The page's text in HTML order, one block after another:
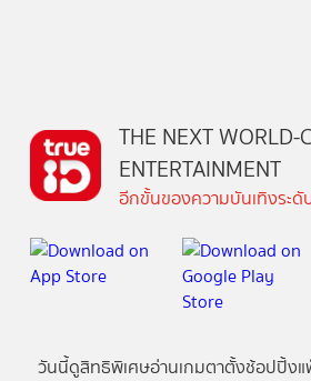
THE NEXT WORLD-
ENTERTAINMENT
อีกขั้นของความบันเทิงระดั
วันนี้ดูสิทธิพิเศษอ่านเกมตาตั้งช้อปปิ้ง